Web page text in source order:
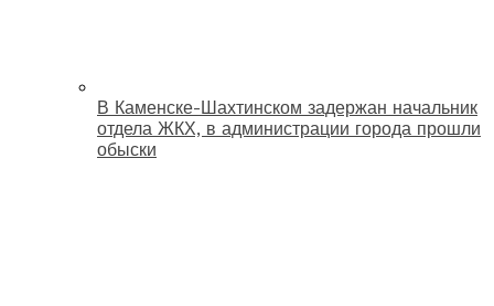
В Каменске-Шахтинском задержан начальник
отдела ЖКХ, в администрации города прошли
обыски